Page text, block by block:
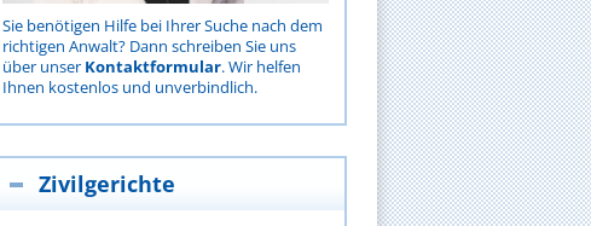
Sie benötigen Hilfe bei Ihrer Suche nach dem
richtigen Anwalt? Dann schreiben Sie uns
über unser Kontaktformular. Wir helfen
Ihnen kostenlos und unverbindlich.
Zivilgerichte